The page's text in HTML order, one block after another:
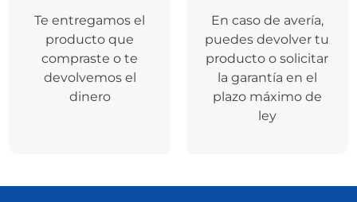
Te entregamos el
producto que
compraste o te
devolvemos el
dinero
En caso de avería,
puedes devolver tu
producto o solicitar
la garantía en el
plazo máximo de
ley